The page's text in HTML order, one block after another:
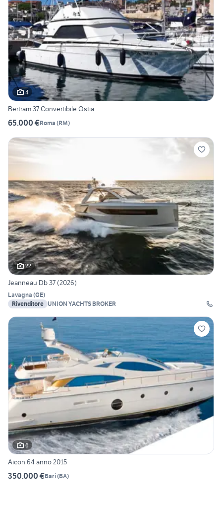
4
Bertram 37 Convertibile Ostia
65.000 €Roma (RM)
22
Jeanneau Db 37 (2026)
Lavagna (GE)
Rivenditore UNION YACHTS BROKER
6
Aicon 64 anno 2015
350.000 €Bari(BA)